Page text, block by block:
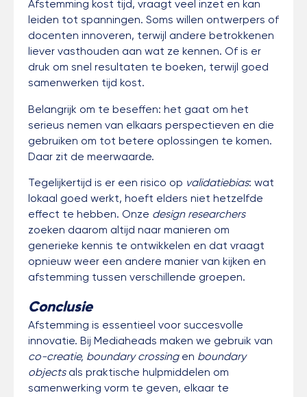
Afstemming kost tijd, vraagt veel inzet en kan
leiden tot spanningen. Soms willen ontwerpers of
docenten innoveren, terwijl andere betrokkenen
liever vasthouden aan wat ze kennen. Of is er
druk om snel resultaten te boeken, terwijl goed
samenwerken tijd kost.
Belangrijk om te beseffen: het gaat om het
serieus nemen van elkaars perspectieven en die
gebruiken om tot betere oplossingen te komen.
Daar zit de meerwaarde.
Tegelijkertijd is er een risico op validatiebias: wat
lokaal goed werkt, hoeft elders niet hetzelfde
effect te hebben. Onze design researchers
zoeken daarom altijd naar manieren om
generieke kennis te ontwikkelen en dat vraagt
opnieuw weer een andere manier van kijken en
afstemming tussen verschillende groepen.
Conclusie
Afstemming is essentieel voor succesvolle
innovatie. Bij Mediaheads maken we gebruik van
co-creatie, boundary crossing en boundary
objectsals praktische hulpmiddelen om
samenwerking vorm te geven, elkaar te